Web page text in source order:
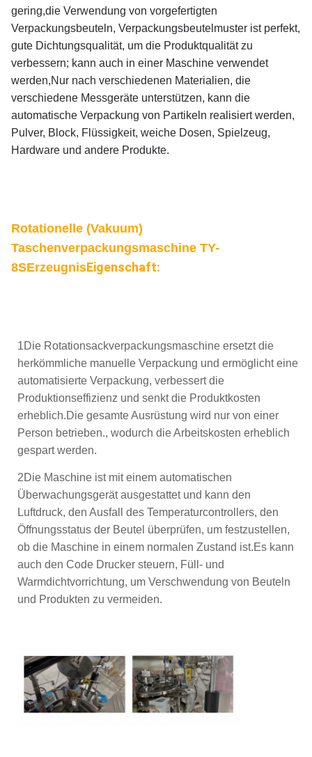
gering,die Verwendung von vorgefertigten
Verpackungsbeuteln, Verpackungsbeutelmuster ist perfekt,
gute Dichtungsqualität, um die Produktqualität zu
verbessern; kann auch in einer Maschine verwendet
werden,Nur nach verschiedenen Materialien, die
verschiedene Messgeräte unterstützen, kann die
automatische Verpackung von Partikeln realisiert werden,
Pulver, Block, Flüssigkeit, weiche Dosen, Spielzeug,
Hardware und andere Produkte.
Rotationelle (Vakuum)
Taschenverpackungsmaschine TY-
8SErzeugnisEigenschaft:
1Die Rotationsackverpackungsmaschine ersetzt die
herkömmliche manuelle Verpackung und ermöglicht eine
automatisierte Verpackung, verbessert die
Produktionseffizienz und senkt die Produktkosten
erheblich.Die gesamte Ausrüstung wird nur von einer
Person betrieben., wodurch die Arbeitskosten erheblich
gespart werden.
2Die Maschine ist mit einem automatischen
Überwachungsgerät ausgestattet und kann den
Luftdruck, den Ausfall des Temperaturcontrollers, den
Öffnungsstatus der Beutel überprüfen, um festzustellen,
ob die Maschine in einem normalen Zustand ist.Es kann
auch den Code Drucker steuern, Füll- und
Warmdichtvorrichtung, um Verschwendung von Beuteln
und Produkten zu vermeiden.